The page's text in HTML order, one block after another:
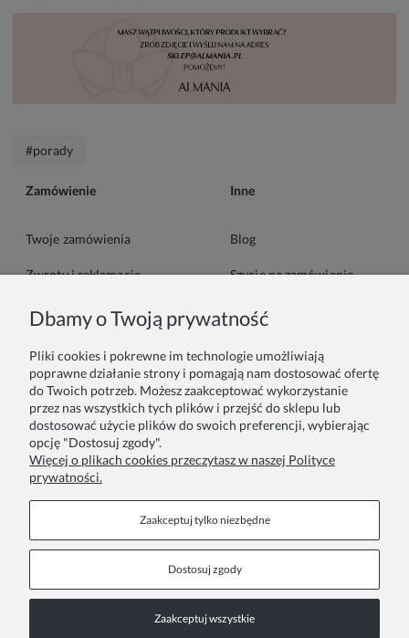
#porady
Zamówienie
Twoje zamówienia
Zwroty i reklamacje
Formy płatności
Inne
Blog
Szycie na zamówienie
Pakowanie na prezent
Informacje
O nas
Współprace
Polityka prywatności
Regulamin sklepu
Kontakt
sklep@almania.pl
Dbamy o Twoją prywatność
Pliki cookies i pokrewne im technologie umożliwiają
poprawne działanie strony i pomagają nam dostosować ofertę
do Twoich potrzeb. Możesz zaakceptować wykorzystanie
przez nas wszystkich tych plików i przejść do sklepu lub
dostosować użycie plików do swoich preferencji, wybierając
opcję "Dostosuj zgody".
Więcej o plikach cookies przeczytasz w naszej Polityce
prywatności.
Zaakceptuj tylko niezbędne
Dostosuj zgody
Zaakceptuj wszystkie